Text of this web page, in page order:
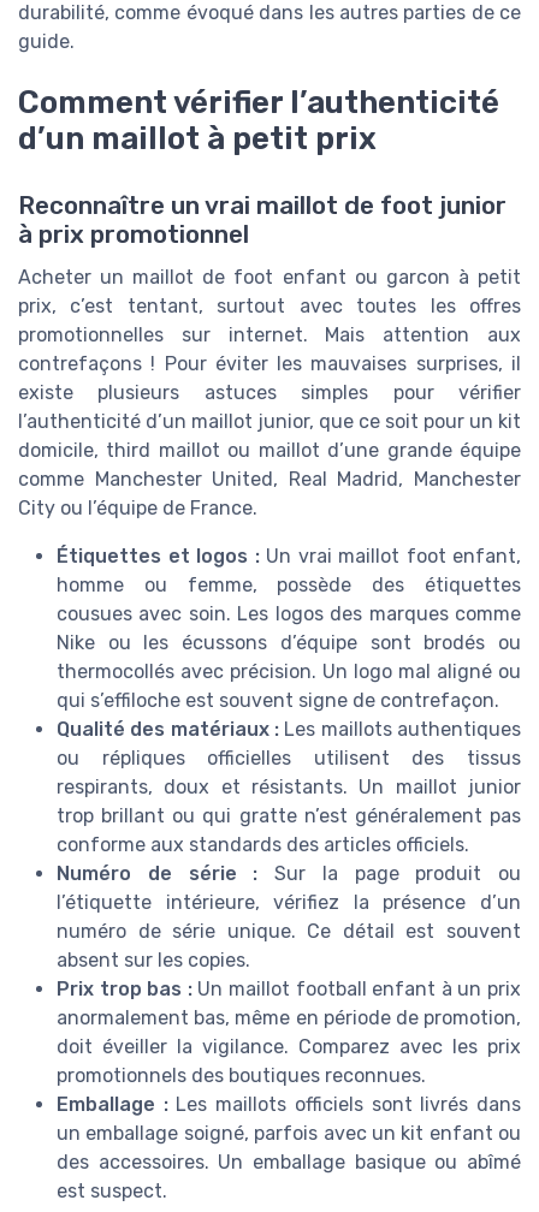
durabilité, comme évoqué dans les autres parties de ce
guide.
Comment vérifier l’authenticité
d’un maillot à petit prix
Reconnaître un vrai maillot de foot junior
à prix promotionnel
Acheter un maillot de foot enfant ou garcon à petit
prix, c’est tentant, surtout avec toutes les offres
promotionnelles sur internet. Mais attention aux
contrefaçons ! Pour éviter les mauvaises surprises, il
existe plusieurs astuces simples pour vérifier
l’authenticité d’un maillot junior, que ce soit pour un kit
domicile, third maillot ou maillot d’une grande équipe
comme Manchester United, Real Madrid, Manchester
City ou l’équipe de France.
Étiquettes et logos :Un vrai maillot foot enfant,
homme ou femme, possède des étiquettes
cousues avec soin. Les logos des marques comme
Nike ou les écussons d’équipe sont brodés ou
thermocollés avec précision. Un logo mal aligné ou
qui s’effiloche est souvent signe de contrefaçon.
Qualité des matériaux : Les maillots authentiques
ou répliques officielles utilisent des tissus
respirants, doux et résistants. Un maillot junior
trop brillant ou qui gratte n’est généralement pas
conforme aux standards des articles officiels.
Numéro de série : Sur la page produit ou
l’étiquette intérieure, vérifiez la présence d’un
numéro de série unique. Ce détail est souvent
absent sur les copies.
Prix trop bas :Un maillot football enfant à un prix
anormalement bas, même en période de promotion,
doit éveiller la vigilance. Comparez avec les prix
promotionnels des boutiques reconnues.
Emballage :Les maillots officiels sont livrés dans
un emballage soigné, parfois avec un kit enfant ou
des accessoires. Un emballage basique ou abîmé
est suspect.